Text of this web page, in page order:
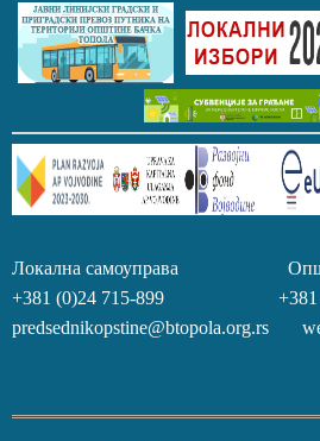
Локална самоуправа
+381 (0)24 715-899 +381
predsednikopstine@btopola.org.rs